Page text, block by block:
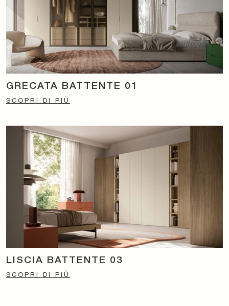
GRECATA BATTENTE 01
SCOPRI DI PIÙ
LISCIA BATTENTE 03
SCOPRI DI PIÙ